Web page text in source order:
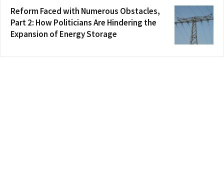
Reform Faced with Numerous Obstacles,
Part 2: How Politicians Are Hindering the
Expansion of Energy Storage